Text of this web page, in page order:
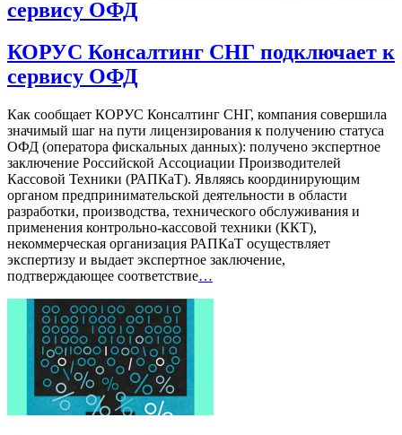
сервису ОФД
КОРУС Консалтинг СНГ подключает к
сервису ОФД
Как сообщает КОРУС Консалтинг СНГ, компания совершила
значимый шаг на пути лицензирования к получению статуса
ОФД (оператора фискальных данных): получено экспертное
заключение Российской Ассоциации Производителей
Кассовой Техники (РАПКаТ). Являясь координирующим
органом предпринимательской деятельности в области
разработки, производства, технического обслуживания и
применения контрольно-кассовой техники (ККТ),
некоммерческая организация РАПКаТ осуществляет
экспертизу и выдает экспертное заключение,
подтверждающее соответствие…